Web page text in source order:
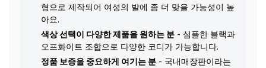
형으로 제작되어 여성의 발에 좀 더 맞을 가능성이 높
아요.
색상 선택이 다양한 제품을 원하는 분 - 심플한 블랙과
오프화이트 조합으로 다양한 코디가 가능합니다.
정품 보증을 중요하게 여기는 분 - 국내매장판이라는